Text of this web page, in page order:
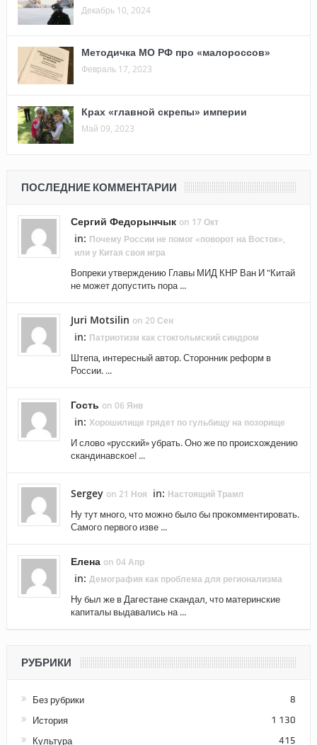
Декабрь 10, 2024
Методичка МО РФ про «малороссов»
Февраль 17, 2023
Крах «главной скрепы» империи
Май 09, 2023
ПОСЛЕДНИЕ КОММЕНТАРИИ
Сергий Федорынчык on 17 Окт
in: Почему России не помог «поворот на Восток»,
или у Китая своя игра
Вопреки утверждению Главы МИД КНР Ван И "Китай
не может допустить пора ...
Juri Motsilin on 20 Сен
in: Патриотизм как стокгольмский синдром
Штепа, интересный автор. Сторонник реформ в
России. ...
Гость on 06 Янв
in: Хорошилище грядет по гульбищу на позорище
И слово «русский» убрать. Оно же по происхождению
скандинавское! ...
Sergey on 21 Ноя in: Настоящий Трамп
Ну тут много, что можно было бы прокомментировать.
Самого первого изве ...
Елена on 04 Апр
in: Демография как проблема для регионализма
Ну был же в Дагестане скандал, что материнские
капиталы выдавались на ...
РУБРИКИ
Без рубрики 8
История 1 130
Культура 415